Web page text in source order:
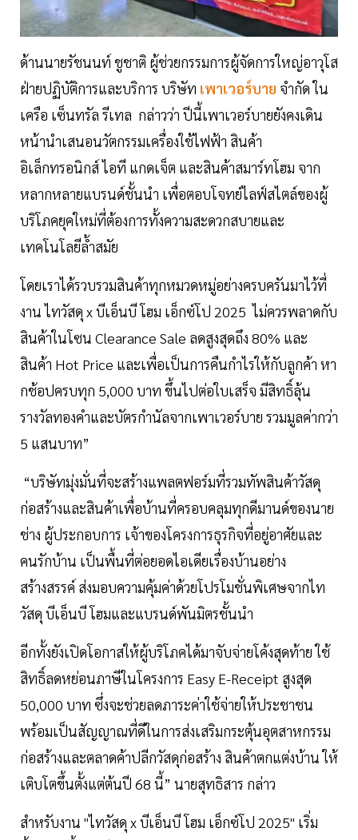
ด้านนายรัชนนท์ ชูชาติ ผู้ช่วยกรรมการผู้จัดการใหญ่อาวุโส
ฝ่ายปฏิบัติการและบริการ บริษัท เพาเวอร์บาย จำกัด ใน
เครือ เซ็นทรัล รีเทล กล่าวว่า ปีนี้เพาเวอร์บายยังคงเดิน
หน้านำเสนอนวัตกรรมเครื่องใช้ไฟฟ้า สินค้า
อิเล็กทรอนิกส์ ไอที แกดเจ็ต และสินค้าสมาร์ทโฮม จาก
หลากหลายแบรนด์ชั้นนำ เพื่อตอบโจทย์ไลฟ์สไตล์ของผู้
บริโภคยุคใหม่ที่ต้องการทั้งความสะดวกสบายและ
เทคโนโลยีล้ำสมัย
โดยเราได้รวบรวมสินค้าทุกหมวดหมู่อย่างครบครันมาไว้ที่
งาน ไทวัสดุ x บีเอ็นบี โฮม เอ็กซ์โป 2025 ไม่ควรพลาดกับ
สินค้าในโซน Clearance Sale ลดสูงสุดถึง 80% และ
สินค้า Hot Price และเพื่อเป็นการคืนกำไรให้กับลูกค้า หา
กช้อปครบทุก 5,000 บาท ขึ้นไปต่อใบเสร็จ มีสิทธิ์ลุ้น
รางวัลทองคำและบัตรกำนัลจากเพาเวอร์บาย รวมมูลค่ากว่า
5 แสนบาท”
“บริษัทมุ่งมั่นที่จะสร้างแพลตฟอร์มที่รวมทัพสินค้าวัสดุ
ก่อสร้างและสินค้าเพื่อบ้านที่ครอบคลุมทุกดีมานด์ของนาย
ช่าง ผู้ประกอบการ เจ้าของโครงการธุรกิจที่อยู่อาศัยและ
คนรักบ้าน เป็นพื้นที่ต่อยอดไอเดียเรื่องบ้านอย่าง
สร้างสรรค์ ส่งมอบความคุ้มค่าด้วยโปรโมชั่นพิเศษจากไท
วัสดุ บีเอ็นบี โฮมและแบรนด์พันมิตรชั้นนำ
อีกทั้งยังเปิดโอกาสให้ผู้บริโภคได้มาจับจ่ายโค้งสุดท้าย ใช้
สิทธิ์ลดหย่อนภาษีในโครงการ Easy E-Receipt สูงสุด
50,000 บาท ซึ่งจะช่วยลดภาระค่าใช้จ่ายให้ประชาชน
พร้อมเป็นสัญญาณที่ดีในการส่งเสริมกระตุ้นอุตสาหกรรม
ก่อสร้างและตลาดค้าปลีกวัสดุก่อสร้าง สินค้าตกแต่งบ้าน ให้
เติบโตขึ้นตั้งแต่ต้นปี 68 นี้” นายสุทธิสาร กล่าว
สำหรับงาน "ไทวัสดุ x บีเอ็นบี โฮม เอ็กซ์โป 2025" เริ่ม